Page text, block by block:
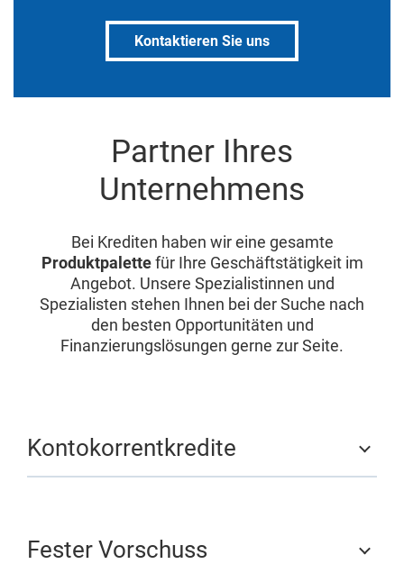
Kontaktieren Sie uns
Partner Ihres
Unternehmens
Bei Krediten haben wir eine gesamte
Produktpalettefür Ihre Geschäftstätigkeit im
Angebot. Unsere Spezialistinnen und
Spezialisten stehen Ihnen bei der Suche nach
den besten Opportunitäten und
Finanzierungslösungen gerne zur Seite.
Kontokorrentkredite
Fester Vorschuss